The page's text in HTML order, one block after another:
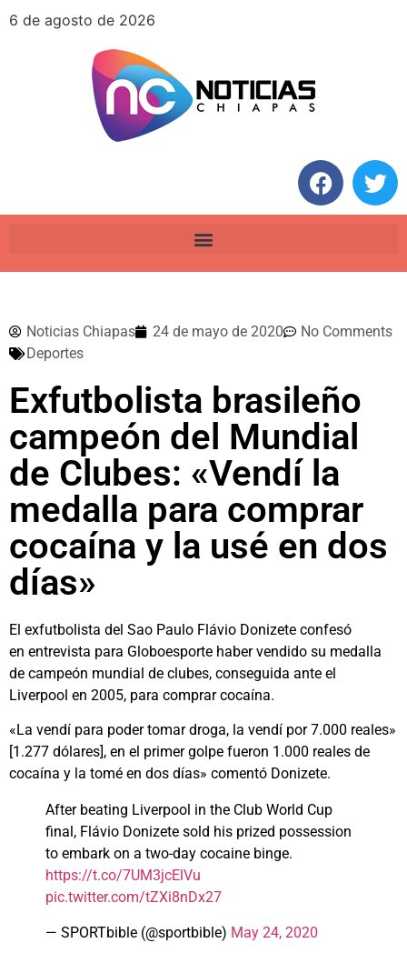
6 de agosto de 2026
Noticias Chiapas 24 de mayo de 2020
No Comments
Deportes
Exfutbolista brasileño
campeón del Mundial
de Clubes: «Vendí la
medalla para comprar
cocaína y la usé en dos
días»
El exfutbolista del Sao Paulo Flávio Donizete confesó
en entrevista para Globoesporte haber vendido su medalla
de campeón mundial de clubes, conseguida ante el
Liverpool en 2005, para comprar cocaína.
«La vendí para poder tomar droga, la vendí por 7.000 reales»
[1.277 dólares], en el primer golpe fueron 1.000 reales de
cocaína y la tomé en dos días» comentó Donizete.
After beating Liverpool in the Club World Cup
final, Flávio Donizete sold his prized possession
to embark on a two-day cocaine binge.
https://t.co/7UM3jcElVu
pic.twitter.com/tZXi8nDx27
— SPORTbible (@sportbible) May 24, 2020